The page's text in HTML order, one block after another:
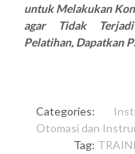
untuk Melakukan
agar Tidak
Pelatihan, Dapatkan
Categories:
Otomasi dan
Tag: